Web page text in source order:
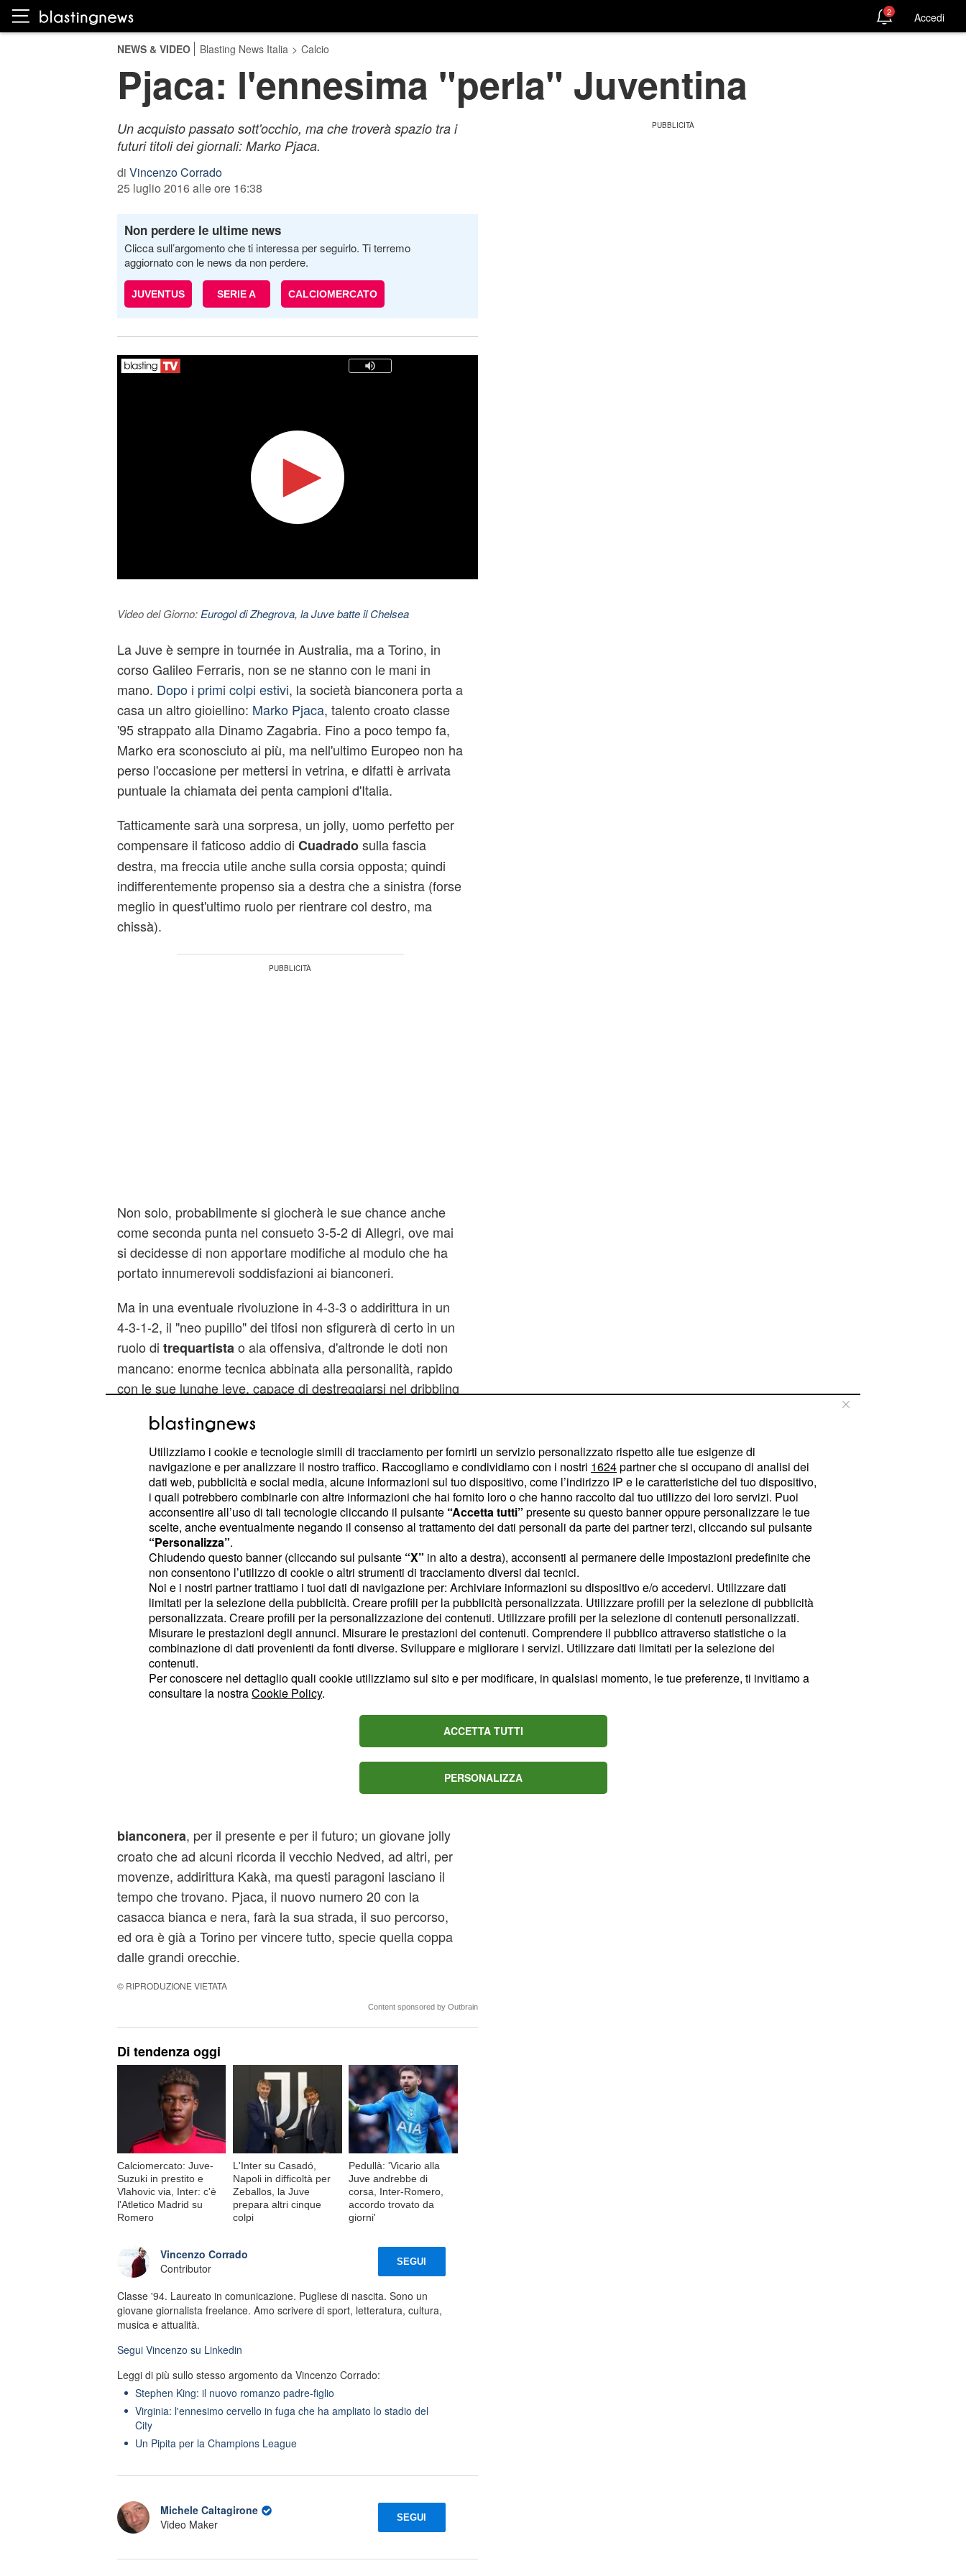
2 Accedi
NEWS & VIDEO Blasting News Italia > Calcio
Pjaca: l'ennesima "perla" Juventina
Un acquisto passato sott'occhio, ma che troverà spazio tra i
futuri titoli dei giornali: Marko Pjaca.
di Vincenzo Corrado
25 luglio 2016 alle ore 16:38
Non perdere le ultime news
Clicca sull’argomento che ti interessa per seguirlo. Ti terremo
aggiornato con le news da non perdere.
JUVENTUS SERIE A CALCIOMERCATO
Video del Giorno: Eurogol di Zhegrova, la Juve batte il Chelsea
La Juve è sempre in tournée in Australia, ma a Torino, in
corso Galileo Ferraris, non se ne stanno con le mani in
mano. Dopo i primi colpi estivi, la società bianconera porta a
casa un altro gioiellino: Marko Pjaca, talento croato classe
'95 strappato alla Dinamo Zagabria. Fino a poco tempo fa,
Marko era sconosciuto ai più, ma nell'ultimo Europeo non ha
perso l'occasione per mettersi in vetrina, e difatti è arrivata
puntuale la chiamata dei penta campioni d'Italia.
Tatticamente sarà una sorpresa, un jolly, uomo perfetto per
compensare il faticoso addio di Cuadradosulla fascia
destra, ma freccia utile anche sulla corsia opposta; quindi
indifferentemente propenso sia a destra che a sinistra (forse
meglio in quest'ultimo ruolo per rientrare col destro, ma
chissà).
Non solo, probabilmente si giocherà le sue chance anche
come seconda punta nel consueto 3-5-2 di Allegri, ove mai
si decidesse di non apportare modifiche al modulo che ha
portato innumerevoli soddisfazioni ai bianconeri.
Ma in una eventuale rivoluzione in 4-3-3 o addirittura in un
4-3-1-2, il "neo pupillo" dei tifosi non sfigurerà di certo in un
ruolo di trequartista o ala offensiva, d'altronde le doti non
mancano: enorme tecnica abbinata alla personalità, rapido
con le sue lunghe leve, capace di destreggiarsi nel dribbling
quando è stato chiamato in causa, ha fatto la sua sporca
figura. Verticalizzazioni, tagli in mezzo al campo, da una
parte all'altra del rettangolo verde, accentramenti dalle
corsie di gioco, uno contro uno.
Questo sappiamo di Marko Pjaca, ultimo talento in ordine di
arrivo in casa Juve, che non mancherà di sorprenderci, e
bianconera, per il presente e per il futuro; un giovane jolly
croato che ad alcuni ricorda il vecchio Nedved, ad altri, per
movenze, addirittura Kakà, ma questi paragoni lasciano il
tempo che trovano. Pjaca, il nuovo numero 20 con la
casacca bianca e nera, farà la sua strada, il suo percorso,
ed ora è già a Torino per vincere tutto, specie quella coppa
dalle grandi orecchie.
© RIPRODUZIONE VIETATA
Content sponsored by Outbrain
Di tendenza oggi
Calciomercato: Juve-
Suzuki in prestito e
Vlahovic via, Inter: c'è
l'Atletico Madrid su
Romero
L'Inter su Casadó,
Napoli in difficoltà per
Zeballos, la Juve
prepara altri cinque
colpi
Pedullà: 'Vicario alla
Juve andrebbe di
corsa, Inter-Romero,
accordo trovato da
giorni'
Vincenzo Corrado
Contributor
SEGUI
Classe '94. Laureato in comunicazione. Pugliese di nascita. Sono un
giovane giornalista freelance. Amo scrivere di sport, letteratura, cultura,
musica e attualità.
Segui Vincenzo su Linkedin
Leggi di più sullo stesso argomento da Vincenzo Corrado:
Stephen King: il nuovo romanzo padre-figlio
Virginia: l'ennesimo cervello in fuga che ha ampliato lo stadio del
City
Un Pipita per la Champions League
Michele Caltagirone
Video Maker
SEGUI
Utilizziamo i cookie e tecnologie simili di tracciamento per fornirti un servizio personalizzato rispetto alle tue esigenze di
navigazione e per analizzare il nostro traffico. Raccogliamo e condividiamo con i nostri 1624partner che si occupano di analisi dei
dati web, pubblicità e social media, alcune informazioni sul tuo dispositivo, come l’indirizzo IP e le caratteristiche del tuo dispositivo,
i quali potrebbero combinarle con altre informazioni che hai fornito loro o che hanno raccolto dal tuo utilizzo dei loro servizi. Puoi
acconsentire all’uso di tali tecnologie cliccando il pulsante “Accetta tutti” presente su questo banner oppure personalizzare le tue
scelte, anche eventualmente negando il consenso al trattamento dei dati personali da parte dei partner terzi, cliccando sul pulsante
“Personalizza”.
Chiudendo questo banner (cliccando sul pulsante “X” in alto a destra), acconsenti al permanere delle impostazioni predefinite che
non consentono l’utilizzo di cookie o altri strumenti di tracciamento diversi dai tecnici.
Noi e i nostri partner trattiamo i tuoi dati di navigazione per: Archiviare informazioni su dispositivo e/o accedervi. Utilizzare dati
limitati per la selezione della pubblicità. Creare profili per la pubblicità personalizzata. Utilizzare profili per la selezione di pubblicità
personalizzata. Creare profili per la personalizzazione dei contenuti. Utilizzare profili per la selezione di contenuti personalizzati.
Misurare le prestazioni degli annunci. Misurare le prestazioni dei contenuti. Comprendere il pubblico attraverso statistiche o la
combinazione di dati provenienti da fonti diverse. Sviluppare e migliorare i servizi. Utilizzare dati limitati per la selezione dei
contenuti.
Per conoscere nel dettaglio quali cookie utilizziamo sul sito e per modificare, in qualsiasi momento, le tue preferenze, ti invitiamo a
consultare la nostraCookie Policy.
ACCETTA TUTTI
PERSONALIZZA